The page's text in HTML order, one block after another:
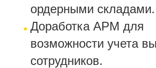
ордерными складами.
Доработка АРМ для
возможности учета
сотрудников.